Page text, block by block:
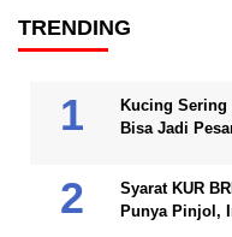
TRENDING
Kucing Sering
Bisa Jadi
Syarat KUR
Punya Pinjol,